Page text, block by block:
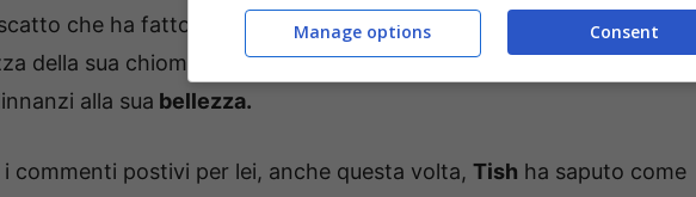
che ha fatto il giro del web,Tishha cambiato il suo colore di
della sua chioma, e soprattutto lo stile. I fan della cantante sono
alla sua bellezza.
i commenti postivi per lei, anche questa volta, Tish ha saputo come
Consent
Manage options